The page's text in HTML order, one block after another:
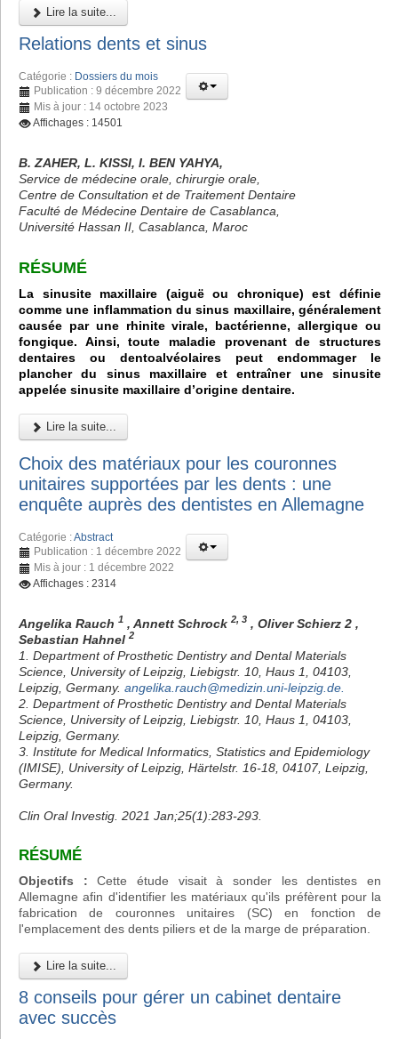
Lire la suite...
Relations dents et sinus
Catégorie : Dossiers du mois
Publication : 9 décembre 2022
Mis à jour : 14 octobre 2023
Affichages : 14501
B. ZAHER, L. KISSI, I. BEN YAHYA,
Service de médecine orale, chirurgie orale,
Centre de Consultation et de Traitement Dentaire
Faculté de Médecine Dentaire de Casablanca,
Université Hassan II, Casablanca, Maroc
RÉSUMÉ
La sinusite maxillaire (aiguë ou chronique) est définie
comme une inflammation du sinus maxillaire, généralement
causée par une rhinite virale, bactérienne, allergique ou
fongique. Ainsi, toute maladie provenant de structures
dentaires ou dentoalvéolaires peut endommager le
plancher du sinus maxillaire et entraîner une sinusite
appelée sinusite maxillaire d’origine dentaire.
Lire la suite...
Choix des matériaux pour les couronnes
unitaires supportées par les dents : une
enquête auprès des dentistes en Allemagne
Catégorie :Abstract
Publication : 1 décembre 2022
Mis à jour : 1 décembre 2022
Affichages : 2314
Angelika Rauch 1 , Annett Schrock 2, 3 , Oliver Schierz 2 ,
Sebastian Hahnel 2
1. Department of Prosthetic Dentistry and Dental Materials
Science, University of Leipzig, Liebigstr. 10, Haus 1, 04103,
Leipzig, Germany. angelika.rauch@medizin.uni-leipzig.de
2. Department of Prosthetic Dentistry and Dental Materials
Science, University of Leipzig, Liebigstr. 10, Haus 1, 04103,
Leipzig, Germany.
3. Institute for Medical Informatics, Statistics and Epidemiology
(IMISE), University of Leipzig, Härtelstr. 16-18, 04107, Leipzig,
Germany.
Clin Oral Investig. 2021 Jan;25(1):283-293.
RÉSUMÉ
Objectifs : Cette étude visait à sonder les dentistes en
Allemagne afin d'identifier les matériaux qu'ils préfèrent pour la
fabrication de couronnes unitaires (SC) en fonction de
l'emplacement des dents piliers et de la marge de préparation.
Lire la suite...
8 conseils pour gérer un cabinet dentaire
avec succès